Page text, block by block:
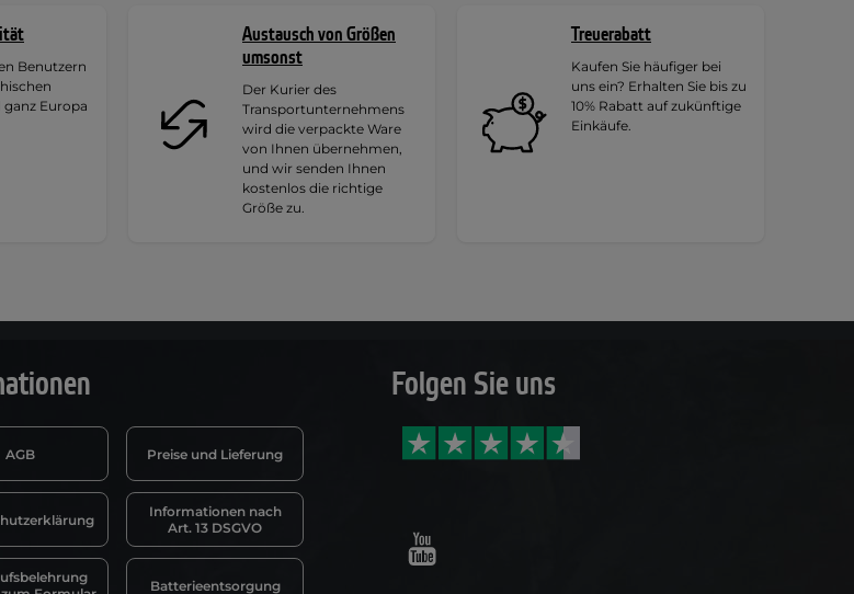
Benutzern
Europa
Austausch von Größen
umsonst
Der Kurier des
Transportunternehmens
wird die verpackte Ware
von Ihnen übernehmen,
und wir senden Ihnen
kostenlos die richtige
Größe zu.
Treuerabatt
Kaufen Sie häufiger bei
uns ein? Erhalten Sie bis zu
10% Rabatt auf zukünftige
Einkäufe.
AGB Preise und Lieferung
Informationen nach
Art. 13 DSGVO
Batterieentsorgung
Folgen Sie uns
Youtube